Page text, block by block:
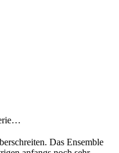
Das Ensemble